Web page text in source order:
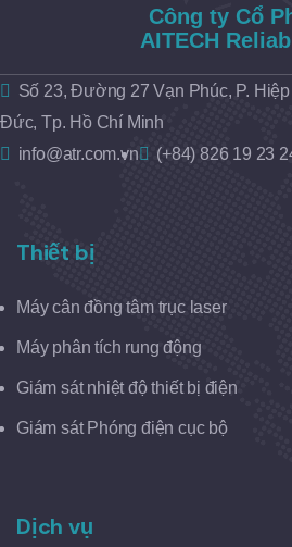
Công ty Cổ
AITECH
Số 23, Đường 27 Vạn Phúc, P.
Đức, Tp. Hồ Chí Minh
info@atr.com.vn
(+84) 826 19 23
Thiết bị
Máy cân đồng tâm trục laser
Máy phân tích rung động
Giám sát nhiệt độ thiết bị điện
Giám sát Phóng điện cục bộ
Dịch vụ